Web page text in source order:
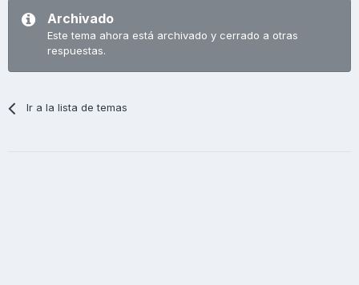
Archivado
Este tema ahora está archivado y cerrado a otras
respuestas.
Ir a la lista de temas